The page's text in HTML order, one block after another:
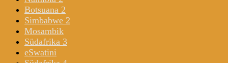
Botsuana 2
Simbabwe 2
Mosambik
Südafrika 3
eSwatini